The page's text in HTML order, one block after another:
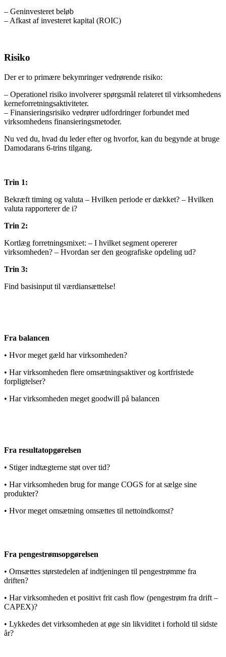
– Geninvesteret beløb
– Afkast af investeret kapital (ROIC)
Risiko
Der er to primære bekymringer vedrørende risiko:
– Operationel risiko involverer spørgsmål relateret til virksomhedens
kerneforretningsaktiviteter.
– Finansieringsrisiko vedrører udfordringer forbundet med
virksomhedens finansieringsmetoder.
Nu ved du, hvad du leder efter og hvorfor, kan du begynde at bruge
Damodarans 6-trins tilgang.
Trin 1:
Bekræft timing og valuta – Hvilken periode er dækket? – Hvilken
valuta rapporterer de i?
Trin 2:
Kortlæg forretningsmixet: – I hvilket segment opererer
virksomheden? – Hvordan ser den geografiske opdeling ud?
Trin 3:
Find basisinput til værdiansættelse!
Fra balancen
• Hvor meget gæld har virksomheden?
• Har virksomheden flere omsætningsaktiver og kortfristede
forpligtelser?
• Har virksomheden meget goodwill på balancen
Fra resultatopgørelsen
• Stiger indtægterne støt over tid?
• Har virksomheden brug for mange COGS for at sælge sine
produkter?
• Hvor meget omsætning omsættes til nettoindkomst?
Fra pengestrømsopgørelsen
• Omsættes størstedelen af indtjeningen til pengestrømme fra
driften?
• Har virksomheden et positivt frit cash flow (pengestrøm fra drift –
CAPEX)?
• Lykkedes det virksomheden at øge sin likviditet i forhold til sidste
år?